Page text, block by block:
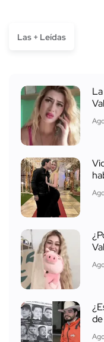
Las + Leídas